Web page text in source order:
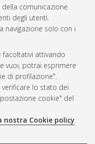
comunicazione
degli utenti.
navigazione solo con i
facoltativi attivando
vuoi, potrai esprimere
di profilazione".
lo stato dei
cookie" del
nostra Cookie policy.
7 20:48:28 2026 CEST